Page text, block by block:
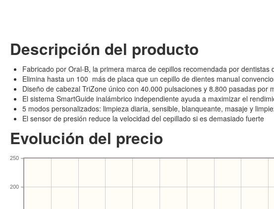
Descripción del producto
Fabricado por Oral-B, la primera marca de cepillos recomendada por dentistas
Elimina hasta un 100 más de placa que un cepillo de dientes manual
Diseño de cabezal TriZone único con 40.000 pulsaciones y 8.800 pasadas por
El sistema SmartGuide inalámbrico independiente ayuda a maximizar el
5 modos personalizados: limpieza diaria, sensible, blanqueante, masaje y
El sensor de presión reduce la velocidad del cepillado si es demasiado fuerte
Evolución del precio
200
250